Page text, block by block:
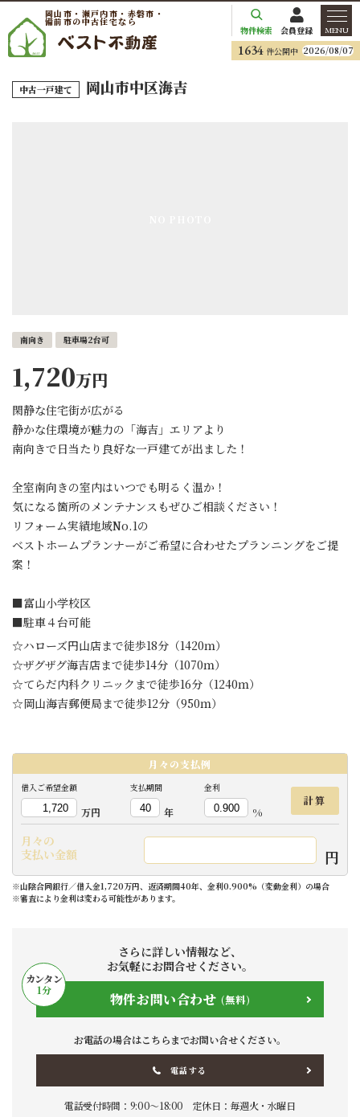
岡山市・瀬戸内市・赤磐市・
備前市の中古住宅なら
物件検索 会員登録 MENU
1634 件公開中 2026/08/07
中古一戸建て 岡山市中区海吉
南向き 駐車場2台可
1,720万円
閑静な住宅街が広がる
静かな住環境が魅力の「海吉」エリアより
南向きで日当たり良好な一戸建てが出ました！
全室南向きの室内はいつでも明るく温か！
気になる箇所のメンテナンスもぜひご相談ください！
リフォーム実績地域No.1の
ベストホームプランナーがご希望に合わせたプランニングをご提
案！
■富山小学校区
■駐車４台可能
☆ハローズ円山店まで徒歩18分（1420ｍ）
☆ザグザグ海吉店まで徒歩14分（1070ｍ）
☆てらだ内科クリニックまで徒歩16分（1240ｍ）
☆岡山海吉郵便局まで徒歩12分（950ｍ）
月々の支払例
借入ご希望金額
万円
支払期間
年
金利
%
計算
月々の
支払い金額
円
※山陰合同銀行／借入金1,720万円、返済期間40年、金利0.900%（変動金利）の場合
※審査により金利は変わる可能性があります。
さらに詳しい情報など、
お気軽にお問合せください。
カンタン
1分
物件お問い合わせ (無料)
お電話の場合はこちらまでお問い合せください。
電話する
電話受付時間：9:00〜18:00 定休日：毎週火・水曜日